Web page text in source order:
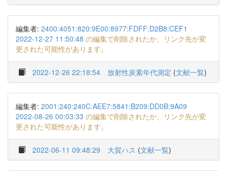
編集者: 2400:4051:820:9E00:8977:FDFF:D2B8:CEF1
2022-12-27 11:50:48 の編集で削除されたか、リンク先が変
更された可能性があります。
2022-12-26 22:18:54 放射性炭素年代測定 (文献一覧)
編集者: 2001:240:240C:AEE7:5841:B209:DD0B:9A09
2022-08-26 00:03:33 の編集で削除されたか、リンク先が変
更された可能性があります。
2022-06-11 09:48:29 大賀ハス (文献一覧)